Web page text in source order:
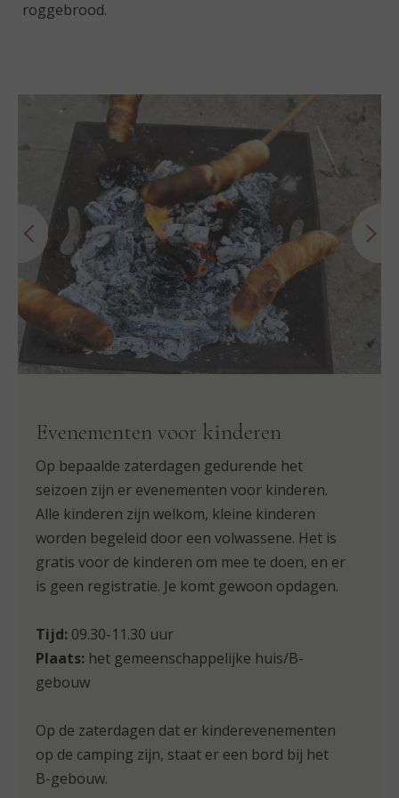
roggebrood.
Evenementen voor kinderen
Op bepaalde zaterdagen gedurende het
seizoen zijn er evenementen voor kinderen.
Alle kinderen zijn welkom, kleine kinderen
worden begeleid door een volwassene. Het is
gratis voor de kinderen om mee te doen, en er
is geen registratie. Je komt gewoon opdagen.
Tijd: 09.30-11.30 uur
Plaats: het gemeenschappelijke huis/B-
gebouw
Op de zaterdagen dat er kinderevenementen
op de camping zijn, staat er een bord bij het
B-gebouw.